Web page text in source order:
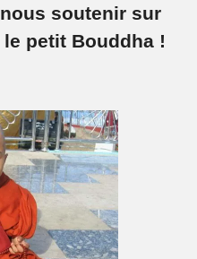
soutenir sur
petit Bouddha !